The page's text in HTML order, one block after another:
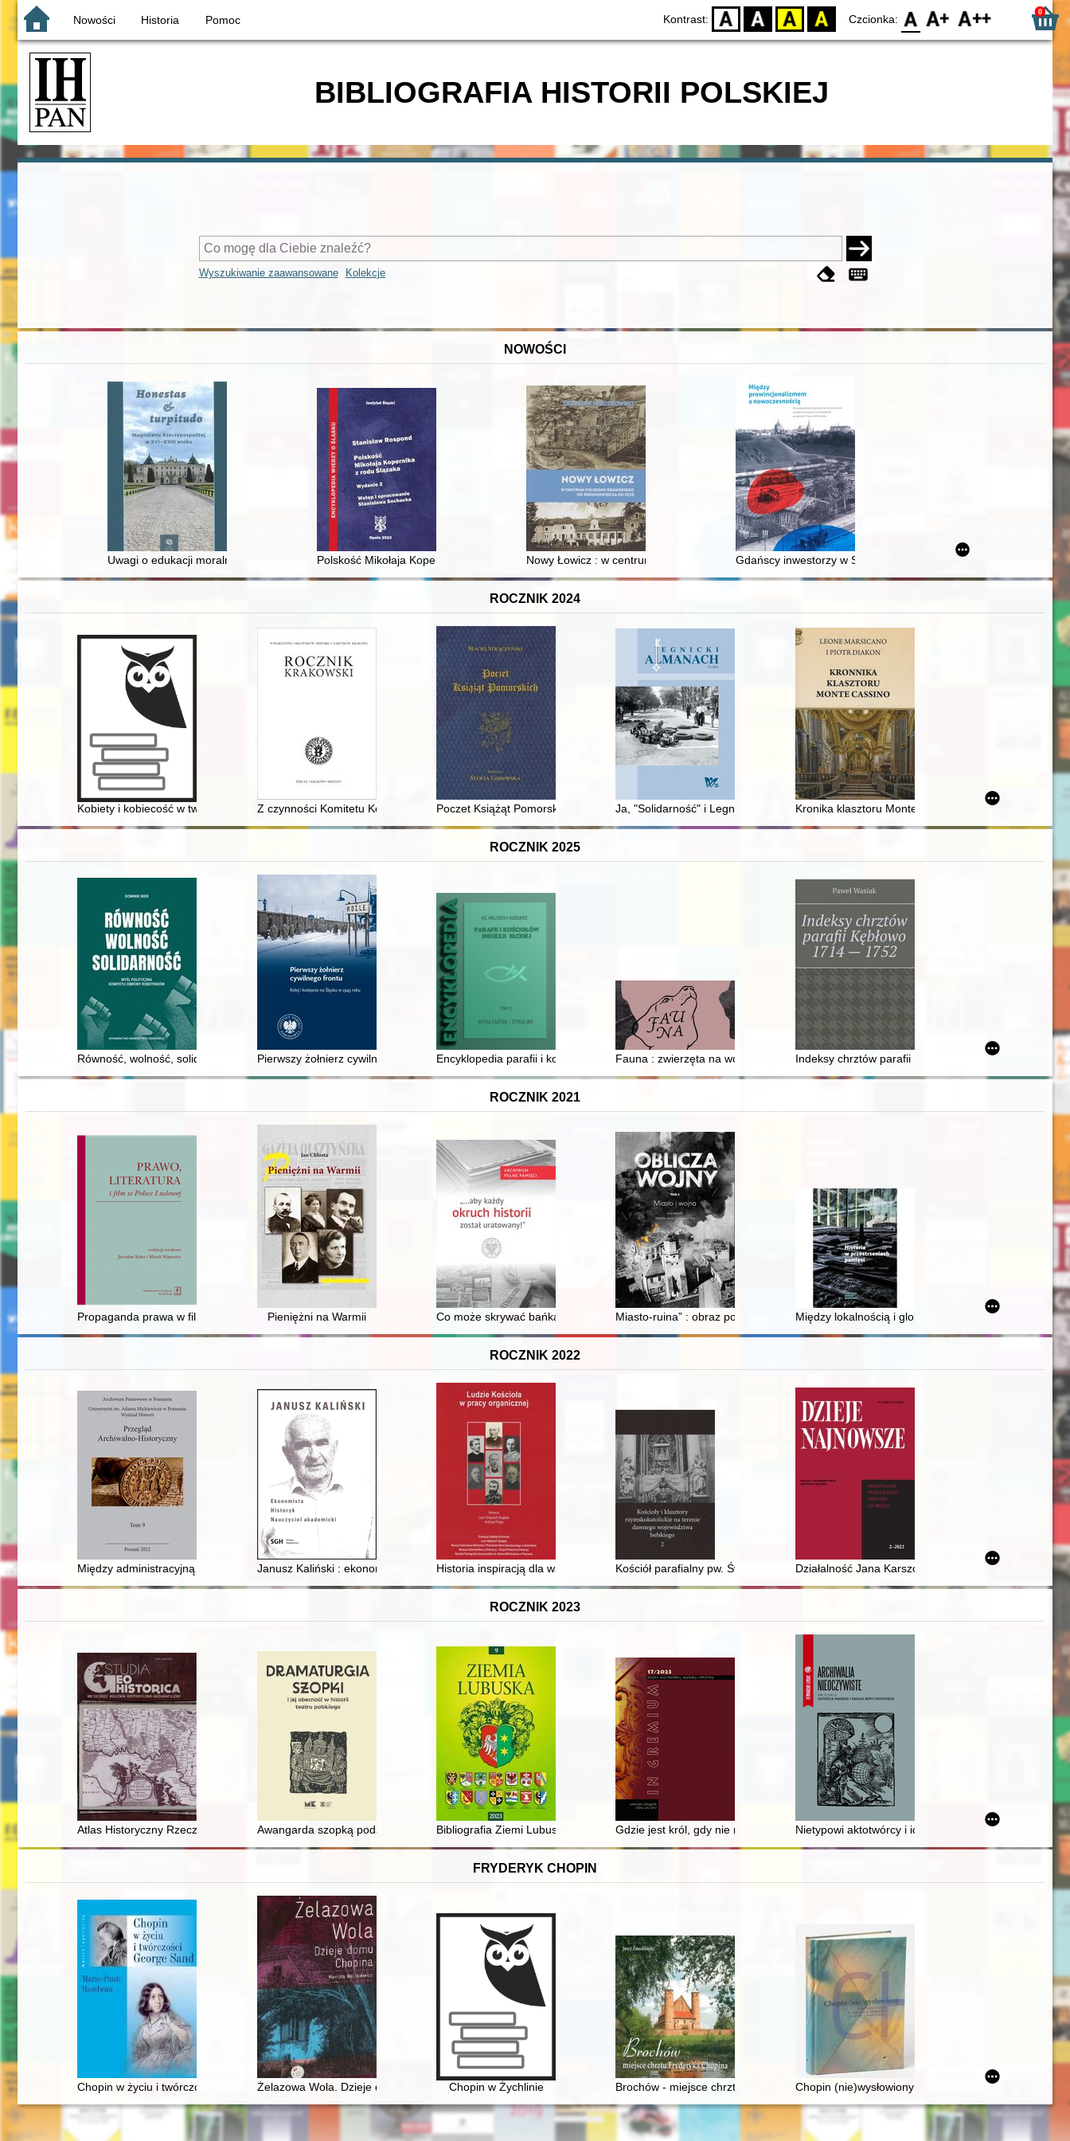
Nowości Historia Pomoc Kontrast: D BW YB BY Czcionka: F0 F1 F2 0
BIBLIOGRAFIA HISTORII POLSKIEJ
Wyszukiwanie zaawansowane Kolekcje
NOWOŚCI
Uwagi o edukacji moralnej synów szlacheckich w XVI-wiecznej Rzeczypospolitej
Polskość Mikołaja Kopernika z rodu ŚlązakaNowy Łowicz : w centrum poligonu drawskiego od średniowiecza do dziśGdańscy inwestorzy w Sopocie : prestiż finansowy i towarzyski
ROCZNIK 2024
Kobiety i kobiecość w twórczości literackiej Wandy Maleckiej = Women and femininity in the literary works of Wanda Malecka
Z czynności Komitetu Kopca Kościuszki od 5 kwietnia 2023 do 12 kwietnia 2024 r
Poczet Książąt Pomorskich : Dynastia Gryfitów 1119-1637
Ja, "Solidarność" i Legnica Kronika klasztoru Monte Cassino
ROCZNIK 2025
Równość, wolność, solidarność : myśl polityczna Komitetu Obrony Robotników
Pierwszy żołnierz cywilnego frontu : kolej i kolejarze na Śląsku w 1945 roku
Encyklopedia parafii i kościołów diecezji ełckiej. T. 3,Fauna : zwierzęta na wojnie i ich ludzie = animals at war and their humans
Indeksy chrztów parafii Kębłowo 1714-1752
ROCZNIK 2021
Propaganda prawa w filmie : o audiowizualnym "popularyzowaniu prawa" na przykładzie Konstytucji Polskiej Rzeczypospolitej Ludowej z 22 lipca 1952 roku
Pieniężni na Warmii Co może skrywać bańka na mleko? Prace konserwatorskie nad dokumentami odnalezionymi na kresach II Rzeczypospolitej
Miasto-ruina” : obraz powojennego Gdańska w fotografiach Kazimierza Lelewicza
Między lokalnością i globalnością : o statusie,
ROCZNIK 2022
Między administracyjną Scyllą i uczoną Charybdą : urzędnik czy historyk - rozterki u narodzin profesjonalnej archiwistyki w Stanach Zjednoczonych
Janusz Kaliński : ekonomista, historyk, nauczyciel akademickiHistoria inspiracją dla współczesności : wokół wystawy czasowej "Wizja wsi polskiej księdza Wacława Blizińskiego" w
Kościół parafialny pw. Świętej Trójcy w MagierowieDziałalność Jana Karszo-Siedlewskiego na rzecz
ROCZNIK 2023
Atlas Historyczny Rzeczpospolitej : Ruś Czerwona w drugiej połowie XVI wieku - koncepcja i program projektu
Awangarda szopką podszyta Bibliografia Ziemi Lubuskiej za rok 2022 : (wybór wraz z uzupełnieniami za rok 2021)
Gdzie jest król, gdy nie ma go w zamku? : uwagi na marginesie itinerarium króla
Nietypowi aktotwórcy i ich dokumentacja życia
FRYDERYK CHOPIN
Chopin w życiu i twórczości George SandŻelazowa Wola. Dzieje domu Chopina Chopin w Żychlinie Brochów - miejsce chrztu Fryderyka ChopinaChopin (nie)wysłowiony : wokół listów Chopina... :